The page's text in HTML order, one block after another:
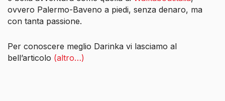
ovvero Palermo-Baveno a piedi, senza denaro, ma
con tanta passione.
Per conoscere meglio Darinka vi lasciamo al
bell’articolo (altro…)